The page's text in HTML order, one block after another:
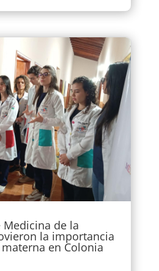
Medicina de la
la importancia
en Colonia